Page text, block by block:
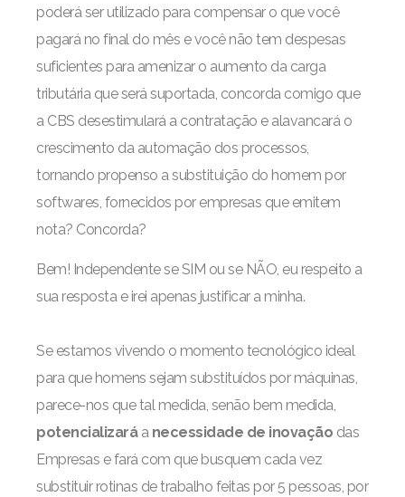
poderá ser utilizado para compensar o que você
pagará no final do mês e você não tem despesas
suficientes para amenizar o aumento da carga
tributária que será suportada, concorda comigo que
a CBS desestimulará a contratação e alavancará o
crescimento da automação dos processos,
tornando propenso a substituição do homem por
softwares, fornecidos por empresas que emitem
nota? Concorda?
Bem! Independente se SIM ou se NÃO, eu respeito a
sua resposta e irei apenas justificar a minha.
Se estamos vivendo o momento tecnológico ideal
para que homens sejam substituídos por máquinas,
parece-nos que tal medida, senão bem medida,
potencializaráa necessidade de inovação das
Empresas e fará com que busquem cada vez
substituir rotinas de trabalho feitas por 5 pessoas, por